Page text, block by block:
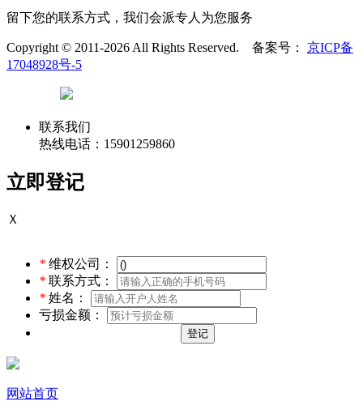
留下您的联系方式，我们会派专人为您服务
Copyright © 2011-2026 All Rights Reserved. 备案号： 京ICP备
17048928号-5
联系我们
热线电话：15901259860
立即登记
Ｘ
* 维权公司：
* 联系方式：
* 姓名：
亏损金额：
登记
网站首页